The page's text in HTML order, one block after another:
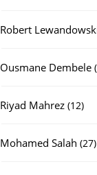
Robert
Ousmane Dembele
Riyad Mahrez 1212
Mohamed Salah 2727